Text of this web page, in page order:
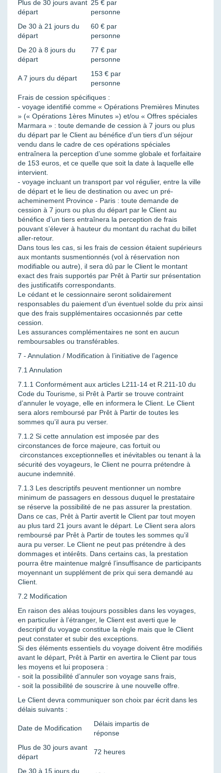
Plus de 30 jours avant
départ
25 € par
personne
De 30 à 21 jours du
départ
60 € par
personne
De 20 à 8 jours du
départ
77 € par
personne
A 7 jours du départ
153 € par
personne
Frais de cession spécifiques :
- voyage identifié comme « Opérations Premières Minutes
» (« Opérations 1ères Minutes ») et/ou « Offres spéciales
Marmara » : toute demande de cession à 7 jours ou plus
du départ par le Client au bénéfice d’un tiers d’un séjour
vendu dans le cadre de ces opérations spéciales
entraînera la perception d’une somme globale et forfaitaire
de 153 euros, et ce quelle que soit la date à laquelle elle
intervient.
- voyage incluant un transport par vol régulier, entre la ville
de départ et le lieu de destination ou avec un pré-
acheminement Province - Paris : toute demande de
cession à 7 jours ou plus du départ par le Client au
bénéfice d’un tiers entraînera la perception de frais
pouvant s’élever à hauteur du montant du rachat du billet
aller-retour.
Dans tous les cas, si les frais de cession étaient supérieurs
aux montants susmentionnés (vol à réservation non
modifiable ou autre), il sera dû par le Client le montant
exact des frais supportés par Prêt à Partir sur présentation
des justificatifs correspondants.
Le cédant et le cessionnaire seront solidairement
responsables du paiement d’un éventuel solde du prix ainsi
que des frais supplémentaires occasionnés par cette
cession.
Les assurances complémentaires ne sont en aucun
remboursables ou transférables.
7 - Annulation / Modification à l’initiative de l’agence
7.1 Annulation
7.1.1 Conformément aux articles L211-14 et R.211-10 du
Code du Tourisme, si Prêt à Partir se trouve contraint
d’annuler le voyage, elle en informera le Client. Le Client
sera alors remboursé par Prêt à Partir de toutes les
sommes qu’il aura pu verser.
7.1.2 Si cette annulation est imposée par des
circonstances de force majeure, cas fortuit ou
circonstances exceptionnelles et inévitables ou tenant à la
sécurité des voyageurs, le Client ne pourra prétendre à
aucune indemnité.
7.1.3 Les descriptifs peuvent mentionner un nombre
minimum de passagers en dessous duquel le prestataire
se réserve la possibilité de ne pas assurer la prestation.
Dans ce cas, Prêt à Partir avertit le Client par tout moyen
au plus tard 21 jours avant le départ. Le Client sera alors
remboursé par Prêt à Partir de toutes les sommes qu’il
aura pu verser. Le Client ne peut pas prétendre à des
dommages et intérêts. Dans certains cas, la prestation
pourra être maintenue malgré l’insuffisance de participants
moyennant un supplément de prix qui sera demandé au
Client.
7.2 Modification
En raison des aléas toujours possibles dans les voyages,
en particulier à l’étranger, le Client est averti que le
descriptif du voyage constitue la règle mais que le Client
peut constater et subir des exceptions.
Si des éléments essentiels du voyage doivent être modifiés
avant le départ, Prêt à Partir en avertira le Client par tous
les moyens et lui proposera :
- soit la possibilité d’annuler son voyage sans frais,
- soit la possibilité de souscrire à une nouvelle offre.
Le Client devra communiquer son choix par écrit dans les
délais suivants :
Date de Modification
Délais impartis de
réponse
Plus de 30 jours avant
départ
72 heures
De 30 à 15 jours du